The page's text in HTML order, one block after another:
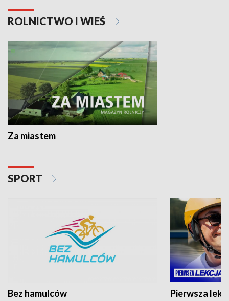
ROLNICTWO I WIEŚ
Za miastem
SPORT
Bez hamulców Pierwsza